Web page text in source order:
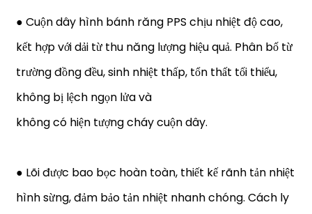
● Cuộn dây hình bánh răng PPS chịu nhiệt độ cao,
kết hợp với dải từ thu năng lượng hiệu quả. Phân bố từ
trường đồng đều, sinh nhiệt thấp, tổn thất tối thiểu,
không bị lệch ngọn lửa và
không có hiện tượng cháy cuộn dây.
● Lõi được bao bọc hoàn toàn, thiết kế rãnh tản nhiệt
hình sừng, đảm bảo tản nhiệt nhanh chóng. Cách ly